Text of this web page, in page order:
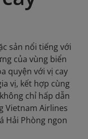
sản nổi tiếng với
của vùng biển
quyện với vị cay
vị, kết hợp cùng
chỉ hấp dẫn
Vietnam Airlines
Hải Phòng ngon